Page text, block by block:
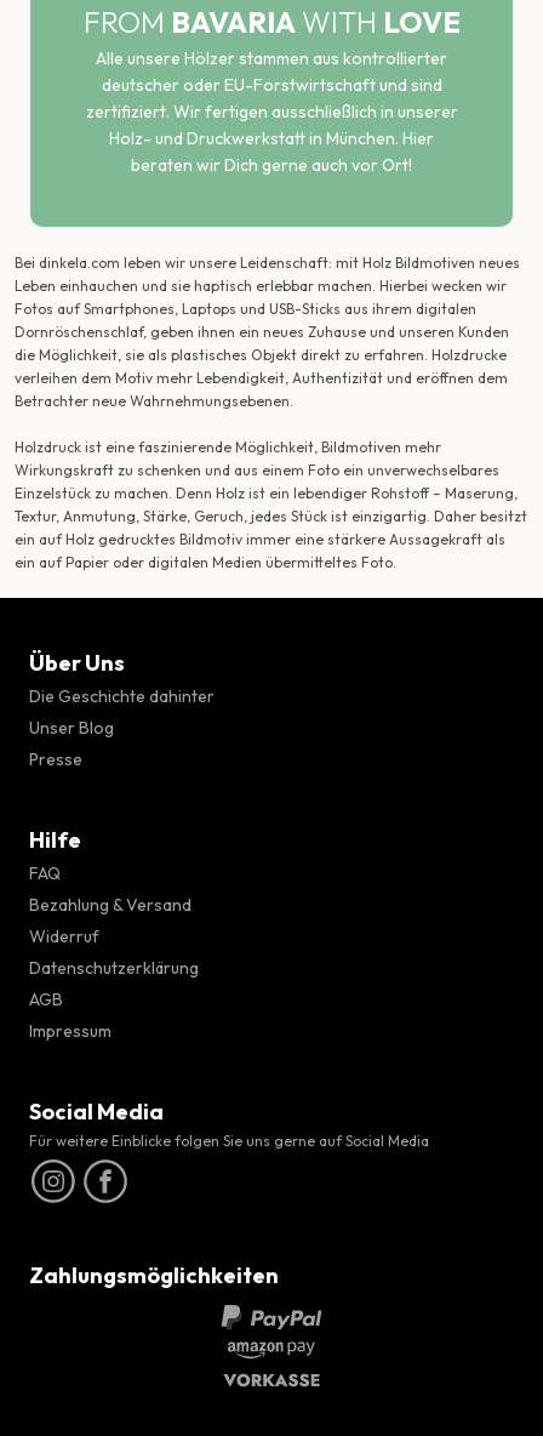
FROM BAVARIA WITH LOVE
Alle unsere Hölzer stammen aus kontrollierter
deutscher oder EU-Forstwirtschaft und sind
zertifiziert. Wir fertigen ausschließlich in unserer
Holz- und Druckwerkstatt in München. Hier
beraten wir Dich gerne auch vor Ort!
Bei dinkela.com leben wir unsere Leidenschaft: mit Holz Bildmotiven neues
Leben einhauchen und sie haptisch erlebbar machen. Hierbei wecken wir
Fotos auf Smartphones, Laptops und USB-Sticks aus ihrem digitalen
Dornröschenschlaf, geben ihnen ein neues Zuhause und unseren Kunden
die Möglichkeit, sie als plastisches Objekt direkt zu erfahren. Holzdrucke
verleihen dem Motiv mehr Lebendigkeit, Authentizität und eröffnen dem
Betrachter neue Wahrnehmungsebenen.
Holzdruck ist eine faszinierende Möglichkeit, Bildmotiven mehr
Wirkungskraft zu schenken und aus einem Foto ein unverwechselbares
Einzelstück zu machen. Denn Holz ist ein lebendiger Rohstoff – Maserung,
Textur, Anmutung, Stärke, Geruch, jedes Stück ist einzigartig. Daher besitzt
ein auf Holz gedrucktes Bildmotiv immer eine stärkere Aussagekraft als
ein auf Papier oder digitalen Medien übermitteltes Foto.
Über Uns
Die Geschichte dahinter
Unser Blog
Presse
Hilfe
FAQ
Bezahlung & Versand
Widerruf
Datenschutzerklärung
AGB
Impressum
Social Media
Für weitere Einblicke folgen Sie uns gerne auf Social Media
Zahlungsmöglichkeiten